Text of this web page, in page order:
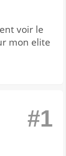
voir le
mon elite
#1